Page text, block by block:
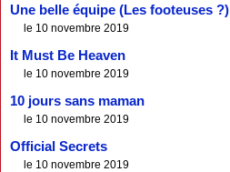
Une belle équipe (Les footeuses ?)
le 10 novembre 2019
It Must Be Heaven
le 10 novembre 2019
10 jours sans maman
le 10 novembre 2019
Official Secrets
le 10 novembre 2019